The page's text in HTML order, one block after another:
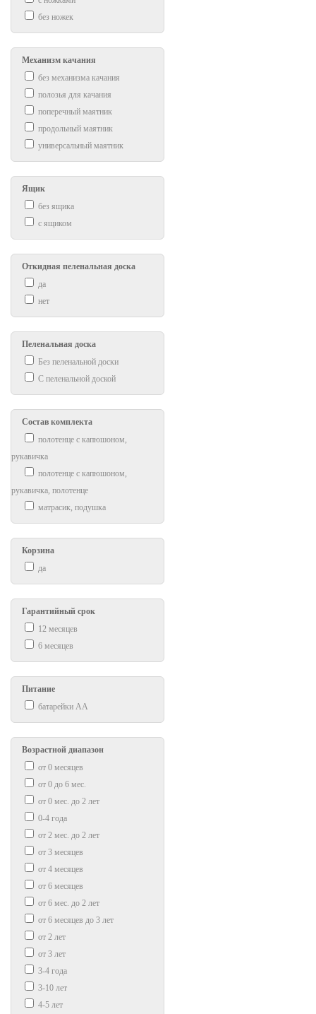
без ножек
Механизм качания
без механизма качания
полозья для качания
поперечный маятник
продольный маятник
универсальный маятник
Ящик
без ящика
с ящиком
Откидная пеленальная доска
да
нет
Пеленальная доска
Без пеленальной доски
С пеленальной доской
Состав комплекта
полотенце с капюшоном,
рукавичка
полотенце с капюшоном,
рукавичка, полотенце
матрасик, подушка
Корзина
да
Гарантийный срок
12 месяцев
6 месяцев
Питание
батарейки АА
Возрастной диапазон
от 0 месяцев
от 0 до 6 мес.
от 0 мес. до 2 лет
0-4 года
от 2 мес. до 2 лет
от 3 месяцев
от 4 месяцев
от 6 месяцев
от 6 мес. до 2 лет
от 6 месяцев до 3 лет
от 2 лет
от 3 лет
3-4 года
3-10 лет
4-5 лет